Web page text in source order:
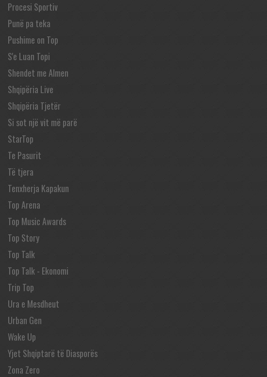
Procesi Sportiv
Punë pa teka
Pushime on Top
S'e Luan Topi
Shendet me Almen
Shqipëria Live
Shqipëria Tjetër
Si sot një vit më parë
StarTop
Te Pasurit
Të tjera
Tenxherja Kapakun
Top Arena
Top Music Awards
Top Story
Top Talk
Top Talk - Ekonomi
Trip Top
Ura e Mesdheut
Urban Gen
Wake Up
Yjet Shqiptarë të Diasporës
Zona Zero